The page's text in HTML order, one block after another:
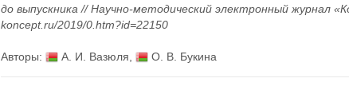
до выпускника // Научно-методический электронный журнал
koncept.ru/2019/0.htm?id=22150
Авторы: А. И. Вазюля О. В. Букина